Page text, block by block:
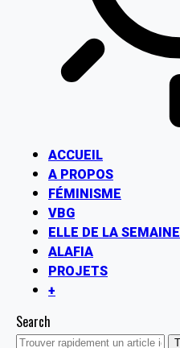
ACCUEIL
A PROPOS
FÉMINISME
VBG
ELLE DE LA SEMAINE
ALAFIA
PROJETS
+
Search